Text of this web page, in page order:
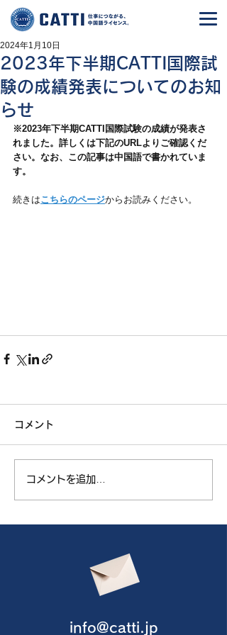
2023年下半期CATTI国際試
験の成績発表についてのお知
らせ
2024年1月10日
※2023年下半期CATTI国際試験の成績が発表さ
れました。詳しくは下記のURLよりご確認くだ
さい。なお、この記事は中国語で書かれていま
す。
続きはこちらのページからお読みください。
コメント
コメントを追加…
info@catti.jp